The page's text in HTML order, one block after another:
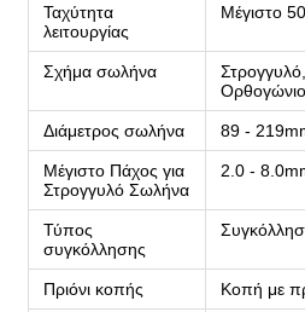
Ταχύτητα
λειτουργίας
Μέγιστο
Σχήμα σωλήνα
Ορθογώνιο
Διάμετρος σωλήνα 89 -
Μέγιστο Πάχος για
Στρογγυλό Σωλήνα
2.0 -
Τύπος
συγκόλλησης
Πριόνι κοπής Κοπή με